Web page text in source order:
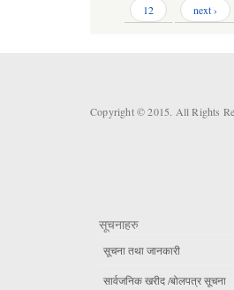
12
next ›
Copyright © 2015. All Rights
सूचनाहरु
सूचना तथा जानकारी
सार्वजनिक खरीद /बोलपत्र सूचना